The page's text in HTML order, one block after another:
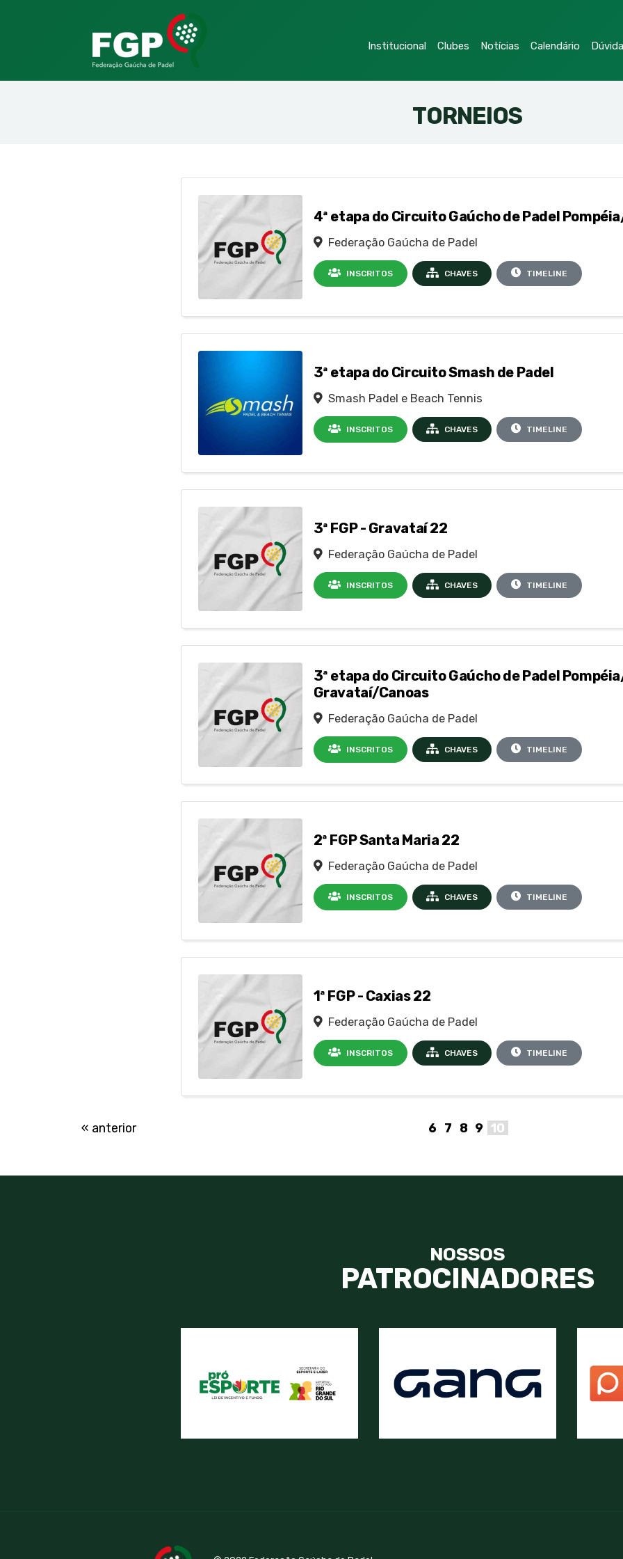
Institucional Clubes Notícias Calendário
TORNEIOS
4ª etapa do Circuito Gaúcho de Padel
Federação Gaúcha de Padel
INSCRITOS CHAVES TIMELINE
3ª etapa do Circuito Smash de Padel
Smash Padel e Beach Tennis
INSCRITOS CHAVES TIMELINE
3ª FGP - Gravataí 22
Federação Gaúcha de Padel
INSCRITOS CHAVES TIMELINE
3ª etapa do Circuito Gaúcho de Padel
Gravataí/Canoas
Federação Gaúcha de Padel
INSCRITOS CHAVES TIMELINE
2ª FGP Santa Maria 22
Federação Gaúcha de Padel
INSCRITOS CHAVES TIMELINE
1ª FGP - Caxias 22
Federação Gaúcha de Padel
INSCRITOS CHAVES TIMELINE
« anterior 6 7 8 9 10
NOSSOS
PATROCINADORES